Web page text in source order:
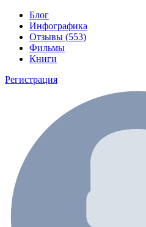
Блог
Инфографика
Отзывы (553)
Фильмы
Книги
Регистрация